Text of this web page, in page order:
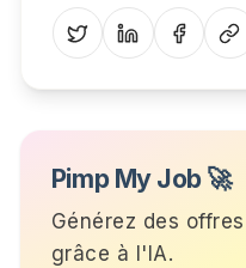
Pimp My Job 🚀
Générez des
grâce à l'IA.